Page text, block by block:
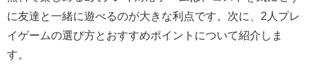
に友達と一緒に遊べるのが大きな利点です。次に、2人プレ
イゲームの選び方とおすすめポイントについて紹介しま
す。